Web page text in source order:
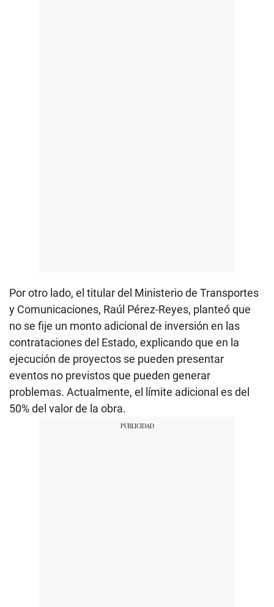
Por otro lado, el titular del Ministerio de Transportes
y Comunicaciones, Raúl Pérez-Reyes, planteó que
no se fije un monto adicional de inversión en las
contrataciones del Estado, explicando que en la
ejecución de proyectos se pueden presentar
eventos no previstos que pueden generar
problemas. Actualmente, el límite adicional es del
50% del valor de la obra.